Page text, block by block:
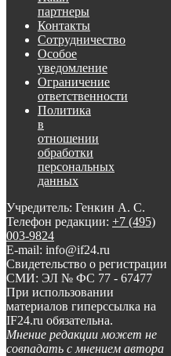
партнеры
Контакты
Сотрудничество
Особое
уведомление
Ограничение
ответственности
Политика
в
отношении
обработки
персональных
данных
Учредитель: Генкин А. С.
Телефон редакции: +7 (495)
003-9824
E-mail: info@if24.ru
Свидетельство о регистрации
СМИ: ЭЛ № ФС 77 - 67477
При использовании
материалов гиперссылка на
IF24.ru обязательна.
Мнение редакции может не
совпадать с мнением автора